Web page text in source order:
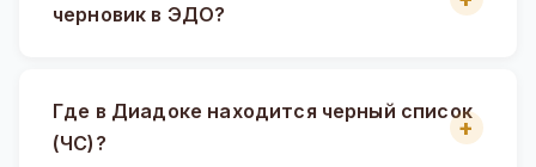
черновик в ЭДО?
Где в Диадоке находится черный список
(ЧС)?